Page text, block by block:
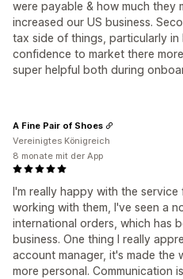
were payable & how much they
increased our US business.
tax side of things, particularly in
confidence to market there
super helpful both during
I'm really happy with the service
working with them, I've seen a
international orders, which has
business. One thing I really
account manager, it's made the
more personal. Communication
A Fine Pair of Shoes
Vereinigtes Königreich
8 monate mit der App